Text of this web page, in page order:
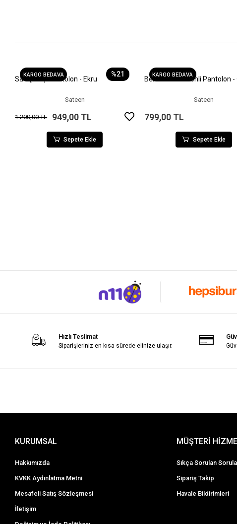
KARGO BEDAVA %21
Sepete Ekle
Salaş Krep Pantolon - Ekru
Sateen
1.200,00 TL 949,00 TL
Sepete Ekle
KARGO BEDAVA
Sepete Ekle
Bel Lastikli Desenli Pantolon -
Sateen
799,00 TL
Sepete Ekle
Hızlı Teslimat
Siparişleriniz en kısa sürede elinize ulaşır.
KURUMSAL
Hakkımızda
KVKK Aydınlatma Metni
Mesafeli Satış Sözleşmesi
İletişim
MÜŞTERİ
Sıkça Sorulan
Sipariş Takip
Havale Bildirimleri